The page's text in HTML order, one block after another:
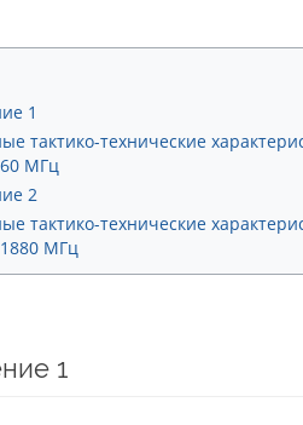
1
тактико-технические
МГц
2
тактико-технические
МГц
1